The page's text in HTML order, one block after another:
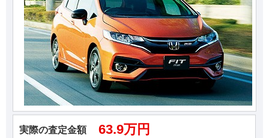
実際の査定金額 63.9万円